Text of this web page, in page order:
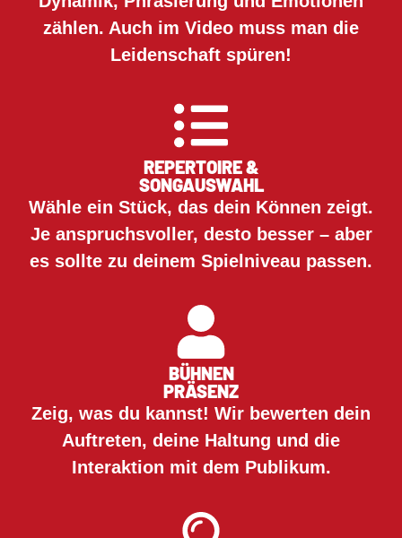
zählen. Auch im Video muss man die
Leidenschaft spüren!
REPERTOIRE &
SONGAUSWAHL
Wähle ein Stück, das dein Können zeigt.
Je anspruchsvoller, desto besser – aber
es sollte zu deinem Spielniveau passen.
BÜHNEN
PRÄSENZ
Zeig, was du kannst! Wir bewerten dein
Auftreten, deine Haltung und die
Interaktion mit dem Publikum.